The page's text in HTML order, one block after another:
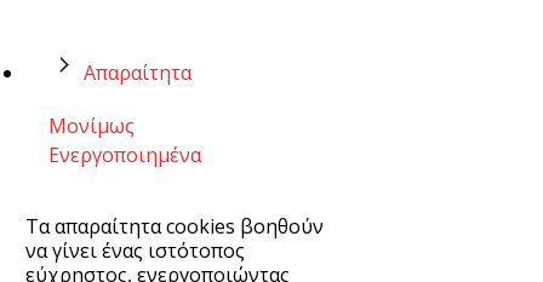
Απαραίτητα
Μονίμως
Ενεργοποιημένα
Τα απαραίτητα cookies βοηθούν
να γίνει ένας ιστότοπος
εύχρηστος, ενεργοποιώντας